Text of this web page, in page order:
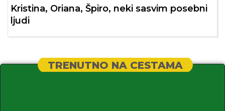
Kristina, Oriana, Špiro, neki sasvim posebni
ljudi
TRENUTNO NA CESTAMA